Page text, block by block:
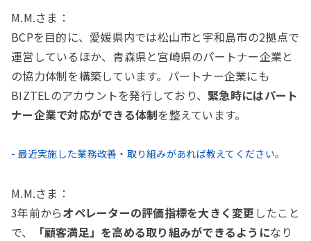
M.M.さま：
BCPを目的に、愛媛県内では松山市と宇和島市の2拠点で
運営しているほか、青森県と宮崎県のパートナー企業と
の協力体制を構築しています。パートナー企業にも
BIZTELのアカウントを発行しており、 緊急時にはパート
ナー企業で対応ができる体制を整えています。
- 最近実施した業務改善・取り組みがあれば教えてください。
M.M.さま：
3年前からオペレーターの評価指標を大きく変更 したこと
で、
「顧客満足」を高める取り組みができるようになり